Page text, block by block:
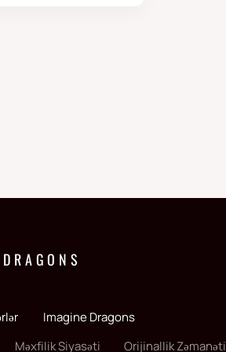
Imagine Dragons
Məxfilik Siyasəti Orijinallik Zəmanəti